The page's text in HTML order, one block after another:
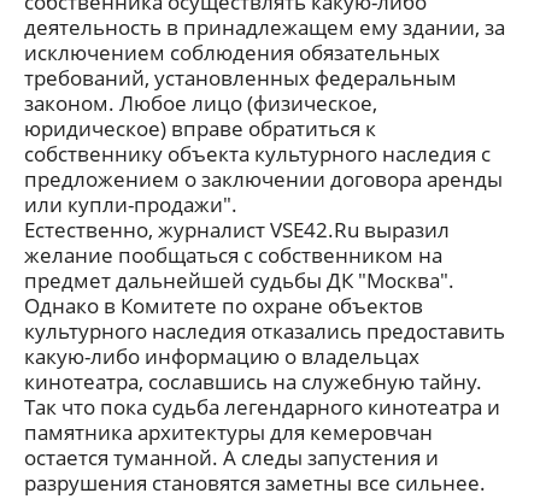
деятельность в принадлежащем ему здании, за
исключением соблюдения обязательных
требований, установленных федеральным
законом. Любое лицо (физическое,
юридическое) вправе обратиться к
собственнику объекта культурного наследия с
предложением о заключении договора аренды
или купли-продажи".
Естественно, журналист VSE42.Ru выразил
желание пообщаться с собственником на
предмет дальнейшей судьбы ДК "Москва".
Однако в Комитете по охране объектов
культурного наследия отказались предоставить
какую-либо информацию о владельцах
кинотеатра, сославшись на служебную тайну.
Так что пока судьба легендарного кинотеатра и
памятника архитектуры для кемеровчан
остается туманной. А следы запустения и
разрушения становятся заметны все сильнее.